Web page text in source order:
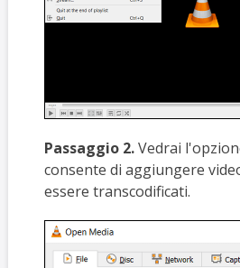
Passaggio 2.Vedrai
consente di aggiungere
essere transcodificati.